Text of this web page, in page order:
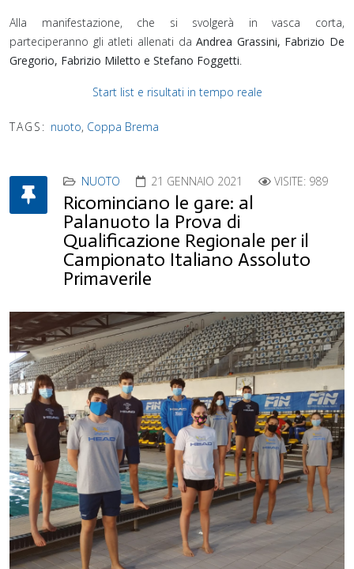
Alla manifestazione, che si svolgerà in vasca corta,
parteciperanno gli atleti allenati da Andrea Grassini, Fabrizio De
Gregorio, Fabrizio Miletto e Stefano Foggetti.
Start list e risultati in tempo reale
TAGS: nuoto, Coppa Brema
NUOTO 21 GENNAIO 2021 VISITE: 989
Ricominciano le gare: al
Palanuoto la Prova di
Qualificazione Regionale per il
Campionato Italiano Assoluto
Primaverile